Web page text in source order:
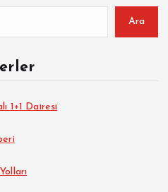
Ara
1+1 Dairesi